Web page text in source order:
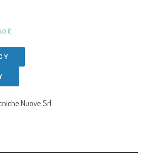
Nuove Srl